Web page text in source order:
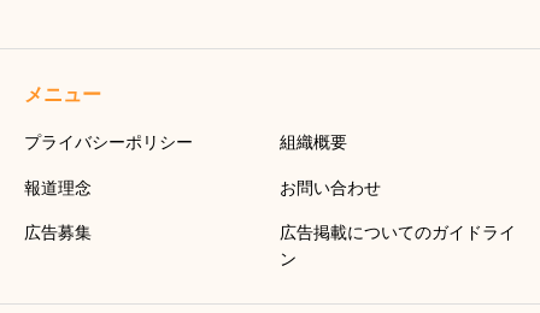
メニュー
プライバシーポリシー 組織概要
報道理念 お問い合わせ
広告募集
広告掲載についてのガイドライ
ン